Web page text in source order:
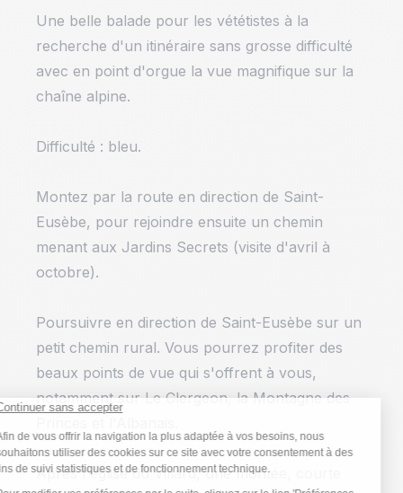
Une belle balade pour les vététistes à la
recherche d'un itinéraire sans grosse difficulté
avec en point d'orgue la vue magnifique sur la
chaîne alpine.
Difficulté : bleu.
Montez par la route en direction de Saint-
Eusèbe, pour rejoindre ensuite un chemin
menant aux Jardins Secrets (visite d'avril à
octobre).
Poursuivre en direction de Saint-Eusèbe sur un
petit chemin rural. Vous pourrez profiter des
beaux points de vue qui s'offrent à vous,
notamment sur Le Clergeon, la Montagne des
Après l'église du Villard, une montée, courte